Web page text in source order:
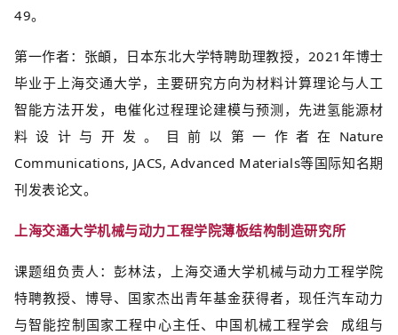
49。
第一作者：张頔，日本东北大学特聘助理教授，2021年博士
毕业于上海交通大学，主要研究方向为材料计算理论与人工
智能方法开发，电催化过程理论建模与预测，先进氢能源材
料设计与开发。目前以第一作者在Nature
Communications, JACS, Advanced Materials等国际知名期
刊发表论文。
上海交通大学机械与动力工程学院薄板结构制造研究所
课题组负责人：彭林法，上海交通大学机械与动力工程学院
特聘教授、博导、国家杰出青年基金获得者，现任汽车动力
与智能控制国家工程中心主任、 中国机械工程学会
成组与